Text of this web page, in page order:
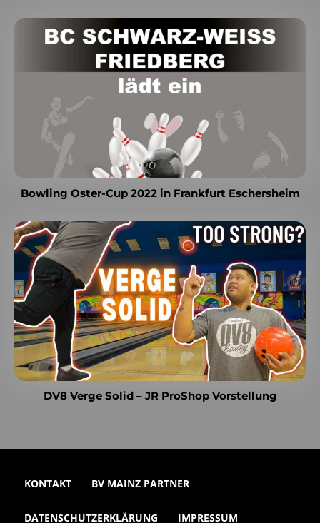
Bowling Oster-Cup 2022 in Frankfurt Eschersheim
DV8 Verge Solid – JR ProShop Vorstellung
KONTAKT BV MAINZ PARTNER
DATENSCHUTZERKLÄRUNG IMPRESSUM